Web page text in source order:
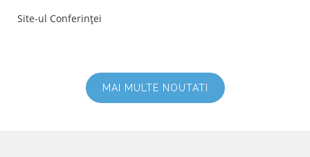
Site-ul Conferinței
MAI MULTE NOUTATI